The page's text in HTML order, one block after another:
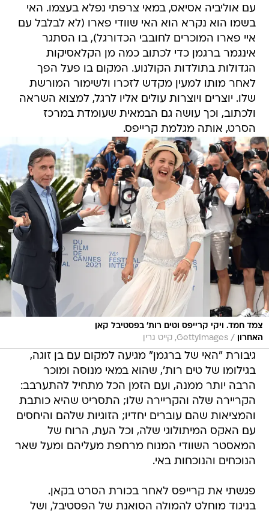
עם אוליביה אסיאס, במאי צרפתי נפלא בעצמו. האי
בשמו הוא נקרא הוא האי שוודי פארו (לא לבלבל עם
איי פארו המוכרים לחובבי הכדורגל), בו הסתגר
אינגמר ברגמן כדי לכתוב כמה מן הקלאסיקות
הגדולות בתולדות הקולנוע. המקום בו פעל הפך
לאחר מותו למעין מקדש לזכרו ולשימור המורשת
שלו. יוצרים ויוצרות עולים אליו לרגל, למצוא השראה
ולכתוב, וכך עושה גם הבמאית שעומדת במרכז
הסרט, אותה מגלמת קרייפס.
צמד חמד. ויקי קרייפס וטים רות' בפסטיבל קאן
האחרון
/ GettyImages, קייט גרין
גיבורת "האי של ברגמן" מגיעה למקום עם בן זוגה,
בגילומו של טים רות', שהוא במאי מנוסה ומוכר
הרבה יותר ממנה, ועם הזמן הכל מתחיל להתערבב:
הקריירה שלה והקריירה שלו; התסריט שהיא כותבת
והמציאות שהם עוברים יחדיו; הזוגיות שלהם והיחסים
עם האקס המיתולוגי שלה, וכל העת, הרוח של
המאסטר השוודי המנוח מרחפת מעליהם ומעל שאר
הנוכחים והנוכחות באי.
פגשתי את קרייפס לאחר בכורת הסרט בקאן.
בניגוד מוחלט להמולה הסואנת של הפסטיבל, ושל